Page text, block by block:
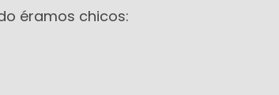
éramos chicos: